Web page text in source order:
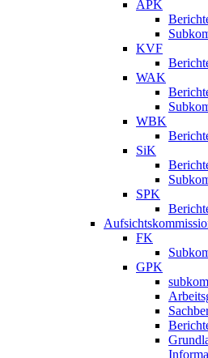
APK
KVF
WAK
WBK
SiK
SPK
FK
GPK